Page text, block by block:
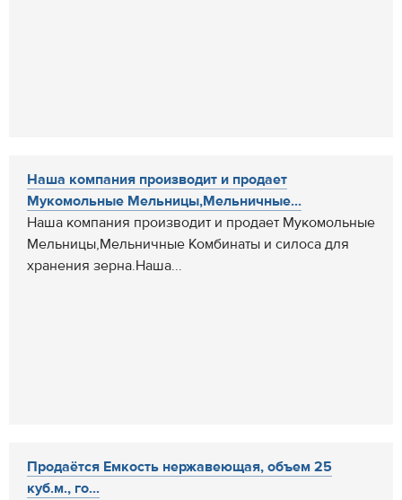
Наша компания производит и продает
Мукомольные Мельницы,Мельничные...
Наша компания производит и продает Мукомольные
Мельницы,Мельничные Комбинаты и силоса для
хранения зерна.Наша...
Продаётся Емкость нержавеющая, объем 25
куб.м., го...